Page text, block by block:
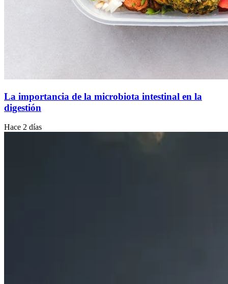
La importancia de la microbiota intestinal en la
digestión
Hace 2 días